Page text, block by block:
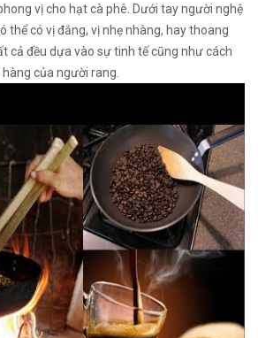
vị cho hạt cà phê. Dưới tay người nghệ
thể có vị đắng, vị nhẹ nhàng, hay thoang
cả đều dựa vào sự tinh tế cũng như cách
của người rang.